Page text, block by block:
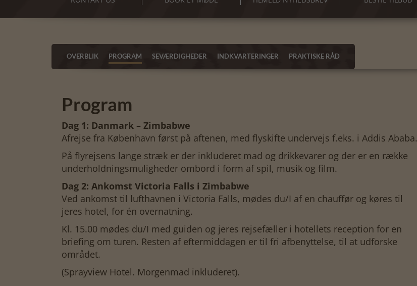
OVERBLIK PROGRAM SEVÆRDIGHEDER INDKVARTERINGER PRAKTISKE RÅD
Program
Dag 1: Danmark – Zimbabwe
Afrejse fra København først på aftenen, med flyskifte undervejs f.eks. i Addis Ababa.
På flyrejsens lange stræk er der inkluderet mad og drikkevarer og der er en række
underholdningsmuligheder ombord i form af spil, musik og film.
Dag 2: Ankomst Victoria Falls i Zimbabwe
Ved ankomst til lufthavnen i Victoria Falls, mødes du/I af en chauffør og køres til
jeres hotel, for én overnatning.
Kl. 15.00 mødes du/I med guiden og jeres rejsefæller i hotellets reception for en
briefing om turen. Resten af eftermiddagen er til fri afbenyttelse, til at udforske
området.
(Sprayview Hotel. Morgenmad inkluderet).